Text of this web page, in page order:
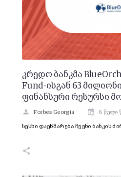
კრედო ბანკმა
Fund-ისგან 63
ფინანსური რესურსი
Forbes Georgia 6 წელი
სესხი დაეხმარება ჩვენი ბანკის